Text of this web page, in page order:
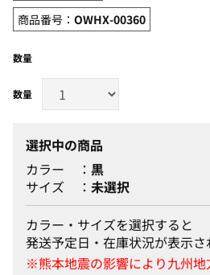
商品番号： OWHX-00360
数量
選択中の商品
カラー
黒
サイズ
未選択
カラー・サイズを選択すると
発送予定日・在庫状況が表示さ